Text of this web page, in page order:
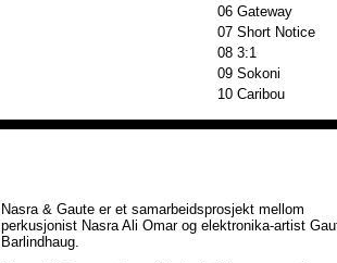
06 Gateway
07 Short Notice
08 3:1
09 Sokoni
10 Caribou
Nasra & Gaute er et samarbeidsprosjekt mellom
perkusjonist Nasra Ali Omar og elektronika-artist
Barlindhaug.